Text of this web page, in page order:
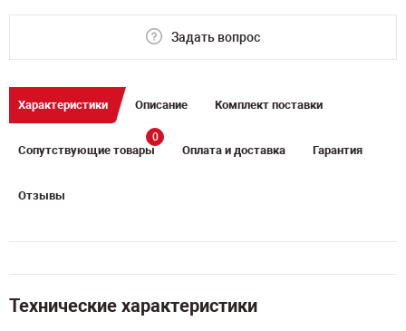
Задать вопрос
Характеристики Описание Комплект поставки
Сопутствующие товары
0
Оплата и доставка Гарантия
Отзывы
Технические характеристики